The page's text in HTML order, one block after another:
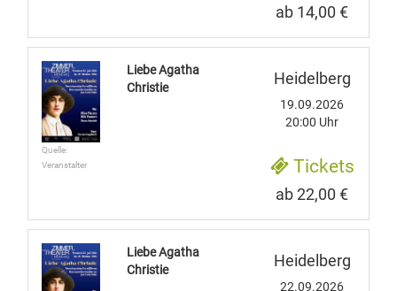
ab 14,00 €
Quelle:
Veranstalter
Liebe Agatha
Christie
Heidelberg
19.09.2026
20:00 Uhr
Tickets
ab 22,00 €
Liebe Agatha
Christie
Heidelberg
22.09.2026